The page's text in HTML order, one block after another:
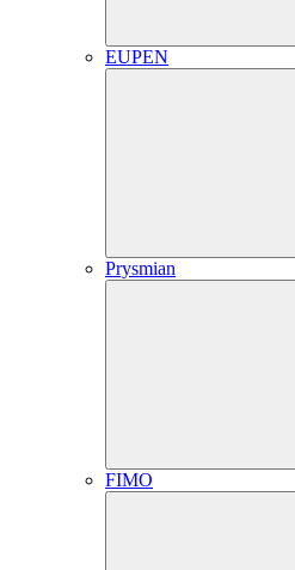
EUPEN
Prysmian
FIMO